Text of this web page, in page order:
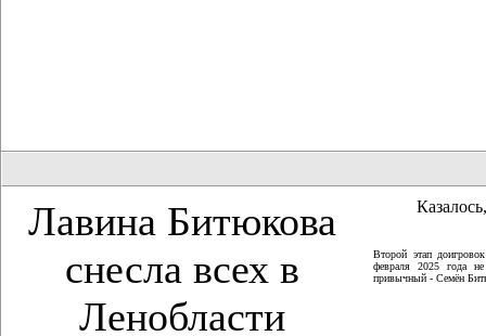
Лавина Битюкова
снесла всех в
Ленобласти
Второй этап
февраля 2025 года
привычный - Семён